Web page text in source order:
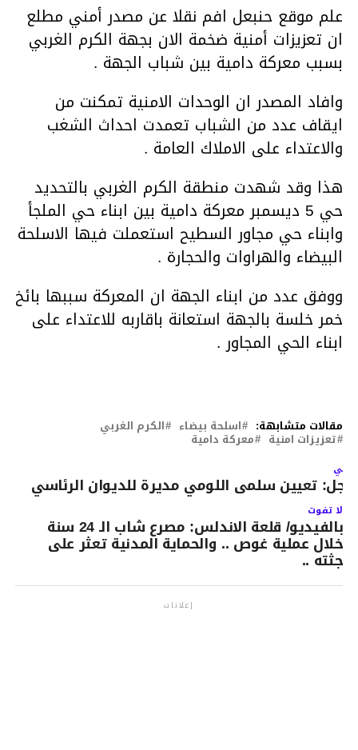
علم موقع حنبعل افم نقلا عن مصدر أمني مطلع
ان تعزيزات أمنية ضخمة الان بجهة الكرم الغربي
بسبب معركة دامية بين شباب الجهة .
وافاد المصدر ان الوحدات الامنية تمكنت من
ايقاف عدد من الشباب تعمدت احداث الشغب
والاعتداء على الاملاك العامة .
هذا وقد شهدت منطقة الكرم الغربي بالتحديد
حي 5 ديسمبر معركة دامية بين ابناء حي الملجأ
وابناء حي مجاور السطيح استعملت فيها الاسلحة
البيضاء والهراوات والحجارة .
ووفق عدد من ابناء الجهة ان المعركة سببها بائخ
خمر خلسة بالجهة استعانة باقاربه للاعتداء على
ابناء الحي المجاور .
مقالات متشابهة: اسلحة بيضاء الكرم الغربي
تعزيزات امنية معركة دامية
تعيين سلمى اللومي مديرة للديوان الرئاسي
لا تفوت
بالفيديو/ قلعة الاندلس: مصرع شاب الـ 24 سنة
خلال عملية غوص .. والحماية المدنية تعثر على
جثته ..
إعلانات